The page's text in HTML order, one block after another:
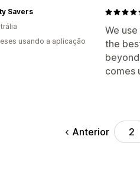
We
the
comes
Savers
usando a aplicação
Anterior 2